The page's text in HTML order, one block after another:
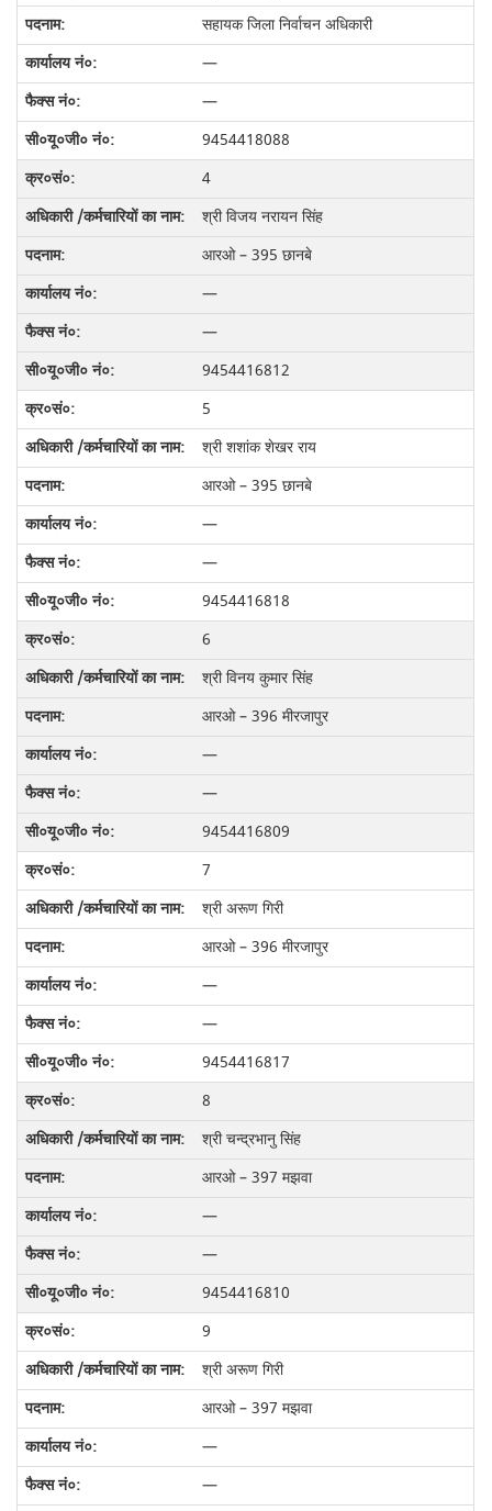
सहायक जिला निर्वाचन अधिकारी
—
—
9454418088
4
श्री विजय नरायन सिंह
आरओ – 395 छानबे
—
—
9454416812
5
श्री शशांक शेखर राय
आरओ – 395 छानबे
—
—
9454416818
6
श्री विनय कुमार सिंह
आरओ – 396 मीरजापुर
—
—
9454416809
7
श्री अरूण गिरी
आरओ – 396 मीरजापुर
—
—
9454416817
8
श्री चन्द्रभानु सिंह
आरओ – 397 मझवा
—
—
9454416810
9
श्री अरूण गिरी
आरओ – 397 मझवा
—
—